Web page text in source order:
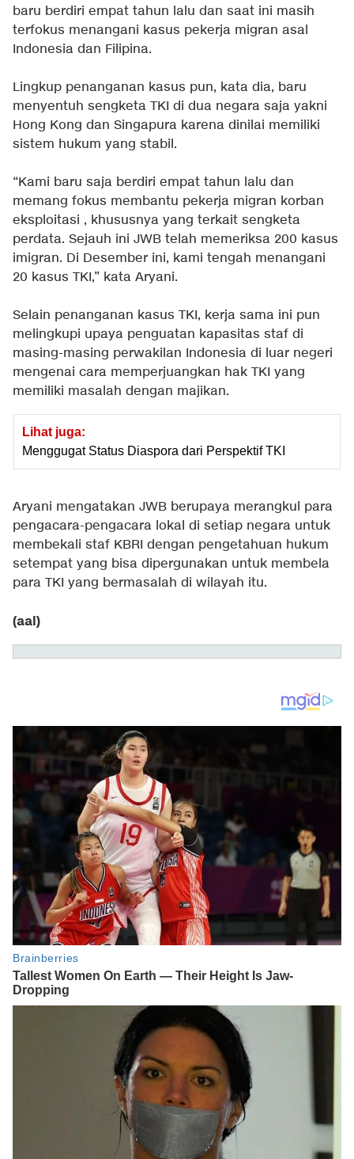
baru berdiri empat tahun lalu dan saat ini masih
terfokus menangani kasus pekerja migran asal
Indonesia dan Filipina.
Lingkup penanganan kasus pun, kata dia, baru
menyentuh sengketa TKI di dua negara saja yakni
Hong Kong dan Singapura karena dinilai memiliki
sistem hukum yang stabil.
“Kami baru saja berdiri empat tahun lalu dan
memang fokus membantu pekerja migran korban
eksploitasi , khususnya yang terkait sengketa
perdata. Sejauh ini JWB telah memeriksa 200 kasus
imigran. Di Desember ini, kami tengah menangani
20 kasus TKI,” kata Aryani.
Selain penanganan kasus TKI, kerja sama ini pun
melingkupi upaya penguatan kapasitas staf di
masing-masing perwakilan Indonesia di luar negeri
mengenai cara memperjuangkan hak TKI yang
memiliki masalah dengan majikan.
Lihat juga:
Menggugat Status Diaspora dari Perspektif TKI
Aryani mengatakan JWB berupaya merangkul para
pengacara-pengacara lokal di setiap negara untuk
membekali staf KBRI dengan pengetahuan hukum
setempat yang bisa dipergunakan untuk membela
para TKI yang bermasalah di wilayah itu.
(aal)